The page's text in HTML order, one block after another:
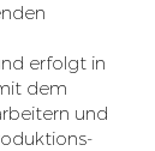
erfolgt in
dem
und